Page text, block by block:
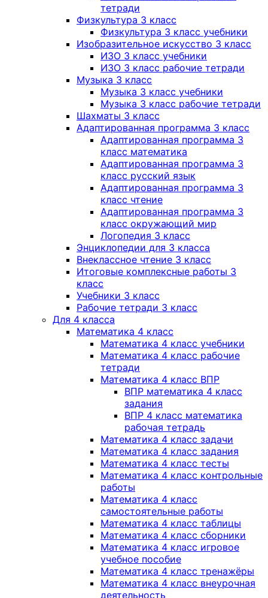
тетради
Физкультура 3 класс
Физкультура 3 класс учебники
Изобразительное искусство 3 класс
ИЗО 3 класс учебники
ИЗО 3 класс рабочие тетради
Музыка 3 класс
Музыка 3 класс учебники
Музыка 3 класс рабочие тетради
Шахматы 3 класс
Адаптированная программа 3 класс
Адаптированная программа 3
класс математика
Адаптированная программа 3
класс русский язык
Адаптированная программа 3
класс чтение
Адаптированная программа 3
класс окружающий мир
Логопедия 3 класс
Энциклопедии для 3 класса
Внеклассное чтение 3 класс
Итоговые комплексные работы 3
класс
Учебники 3 класс
Рабочие тетради 3 класс
Для 4 класса
Математика 4 класс
Математика 4 класс учебники
Математика 4 класс рабочие
тетради
Математика 4 класс ВПР
ВПР математика 4 класс
задания
ВПР 4 класс математика
рабочая тетрадь
Математика 4 класс задачи
Математика 4 класс задания
Математика 4 класс тесты
Математика 4 класс контрольные
работы
Математика 4 класс
самостоятельные работы
Математика 4 класс таблицы
Математика 4 класс сборники
Математика 4 класс игровое
учебное пособие
Математика 4 класс тренажёры
Математика 4 класс внеурочная
деятельность